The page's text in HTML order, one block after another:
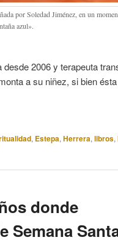
por Soledad Jiménez, en un
azul».
2006 y terapeuta
a su niñez, si bien
, Estepa, Herrera, libros,
donde
Semana